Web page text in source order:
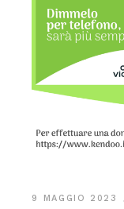
9 MAGGIO 2023